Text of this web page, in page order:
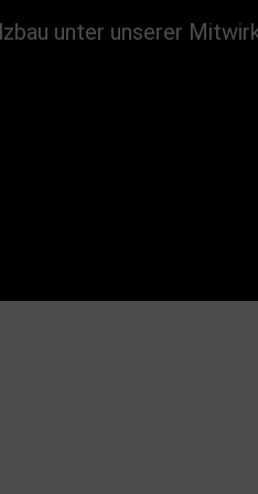
unter unserer